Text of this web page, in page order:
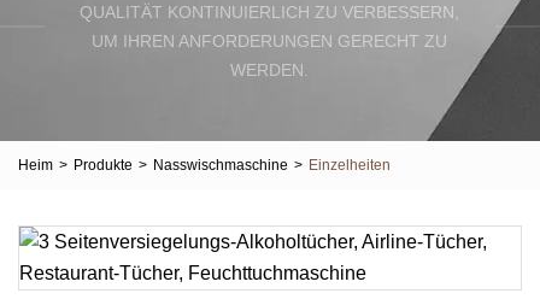
QUALITÄT KONTINUIERLICH ZU VERBESSERN,
UM IHREN ANFORDERUNGEN GERECHT ZU
WERDEN.
Heim > Produkte > Nasswischmaschine > Einzelheiten